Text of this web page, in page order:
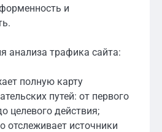
и
анализа трафика сайта:
полную карту
путей: от первого
целевого действия;
отслеживает источники